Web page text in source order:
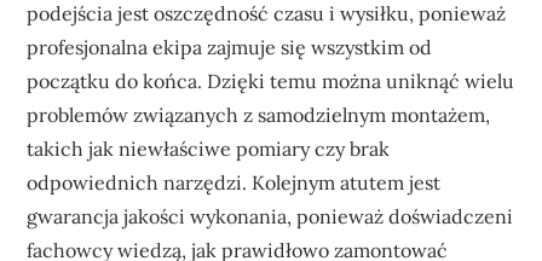
podejścia jest oszczędność czasu i wysiłku, ponieważ
profesjonalna ekipa zajmuje się wszystkim od
początku do końca. Dzięki temu można uniknąć wielu
problemów związanych z samodzielnym montażem,
takich jak niewłaściwe pomiary czy brak
odpowiednich narzędzi. Kolejnym atutem jest
gwarancja jakości wykonania, ponieważ doświadczeni
fachowcy wiedzą, jak prawidłowo zamontować